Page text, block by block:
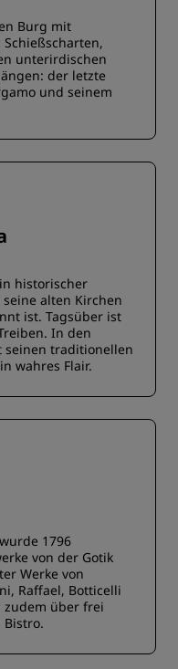
Burg mit
unterirdischen
der letzte
und seinem
historischer
alten Kirchen
ist. Tagsüber ist
In den
seinen traditionellen
wahres Flair.
1796
von der Gotik
Werke von
Raffael, Botticelli
zudem über frei